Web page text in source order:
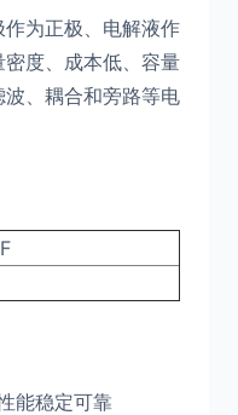
为正极、电解液作
度、成本低、容量
、耦合和旁路等电
能稳定可靠